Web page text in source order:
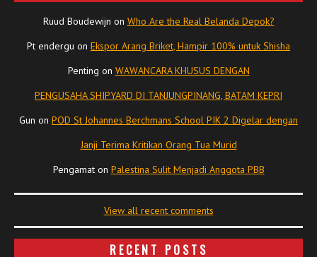
Ruud Boudewijn on Who Are the Real Belanda Depok?
Pt endergu on Ekspor Arang Briket, Hampir 100% untuk Shisha
Penting on WAWANCARA KHUSUS DENGAN
PENGUSAHA SHIPYARD DI TANJUNGPINANG, BATAM KEPRI
Gun on POD St Johannes Berchmans School PIK 2 Digelar dengan
Janji Terima Kritikan Orang Tua Murid
Pengamaton Palestina Sulit Menjadi Anggota PBB
View all recent comments
RECENT POSTS